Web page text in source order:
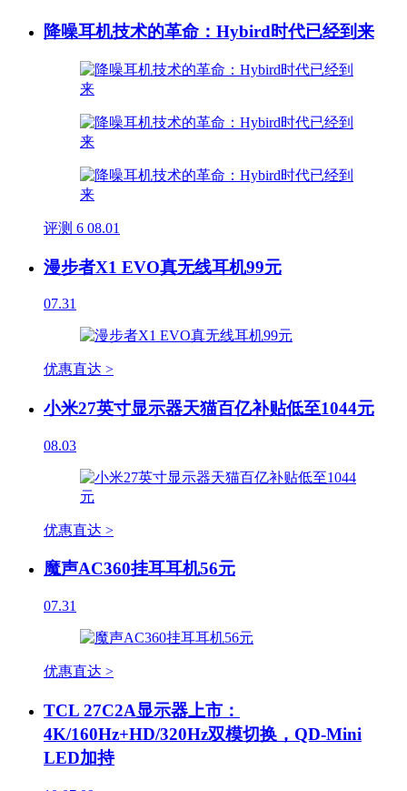
降噪耳机技术的革命：Hybird时代已经到来
评测 6 08.01
漫步者X1 EVO真无线耳机99元
07.31
优惠直达 >
小米27英寸显示器天猫百亿补贴低至1044元
08.03
优惠直达 >
魔声AC360挂耳耳机56元
07.31
优惠直达 >
TCL 27C2A显示器上市：
4K/160Hz+HD/320Hz双模切换，QD-Mini
LED加持